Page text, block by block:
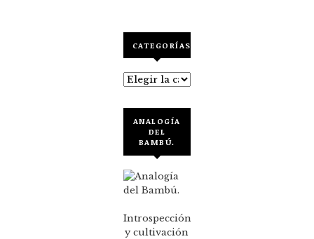
CATEGORÍAS
Categorías
ANALOGÍA
DEL
BAMBÚ.
Introspección
y cultivación